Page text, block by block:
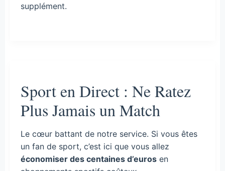
supplément.
Sport en Direct : Ne Ratez
Plus Jamais un Match
Le cœur battant de notre service. Si vous êtes
un fan de sport, c’est ici que vous allez
économiser des centaines d’euros en